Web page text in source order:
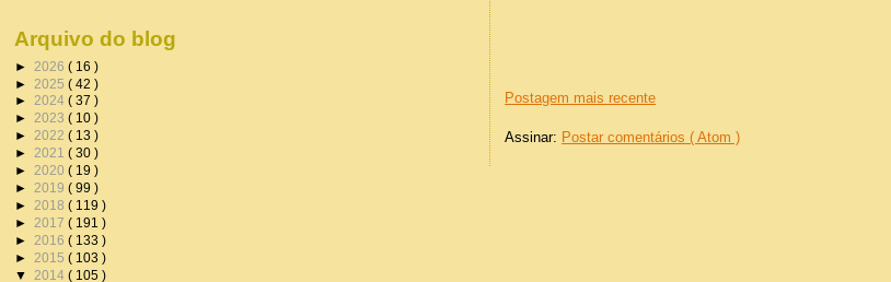
Postagem mais recente
Assinar: Postar comentários ( Atom )
Arquivo do blog
► 2026 ( 16 )
► 2025 ( 42 )
► 2024 ( 37 )
► 2023 ( 10 )
► 2022 ( 13 )
► 2021 ( 30 )
► 2020 ( 19 )
► 2019 ( 99 )
► 2018 ( 119 )
► 2017 ( 191 )
► 2016 ( 133 )
► 2015 ( 103 )
▼ 2014 ( 105 )